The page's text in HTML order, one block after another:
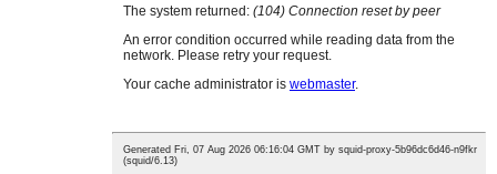
Welsh
Xhosa
Yiddish
Tatar
Oriya